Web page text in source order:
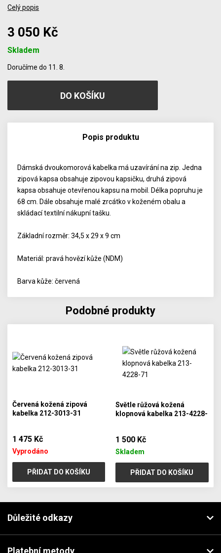
Celý popis
3 050 Kč
Skladem
Doručíme do 11. 8.
Popis produktu
Dámská dvoukomorová kabelka má uzavírání na zip. Jedna
zipová kapsa obsahuje zipovou kapsičku, druhá zipová
kapsa obsahuje otevřenou kapsu na mobil. Délka popruhu je
68 cm. Dále obsahuje malé zrcátko v koženém obalu a
skládací textilní nákupní tašku.
Základní rozměr: 34,5 x 29 x 9 cm
Materiál: pravá hovězí kůže (NDM)
Barva kůže: červená
Podobné produkty
Červená kožená zipová
kabelka 212-3013-31
1 475 Kč
Vyprodáno
PŘIDAT DO KOŠÍKU
Světle růžová kožená
klopnová kabelka 213-4228-
1 500 Kč
Skladem
PŘIDAT DO KOŠÍKU
Důležité odkazy
Platební metody